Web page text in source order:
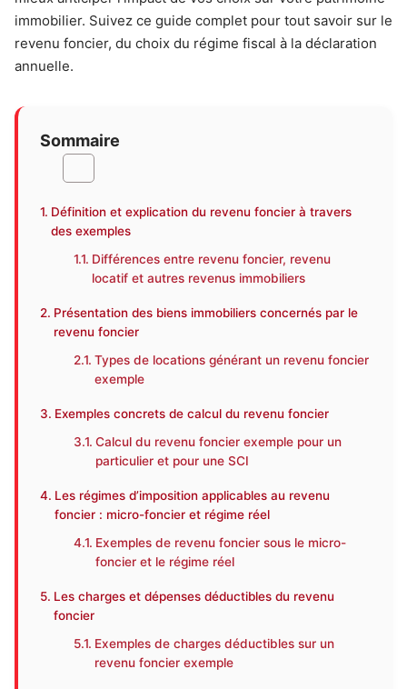
immobilier. Suivez ce guide complet pour tout savoir sur le
revenu foncier, du choix du régime fiscal à la déclaration
annuelle.
Sommaire
Définition et explication du revenu foncier à travers
des exemples
Différences entre revenu foncier, revenu
locatif et autres revenus immobiliers
Présentation des biens immobiliers concernés par le
revenu foncier
Types de locations générant un revenu foncier
exemple
Exemples concrets de calcul du revenu foncier
Calcul du revenu foncier exemple pour un
particulier et pour une SCI
Les régimes d’imposition applicables au revenu
foncier : micro-foncier et régime réel
Exemples de revenu foncier sous le micro-
foncier et le régime réel
Les charges et dépenses déductibles du revenu
foncier
Exemples de charges déductibles sur un
revenu foncier exemple